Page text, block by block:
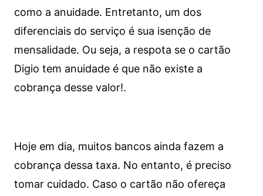
como a anuidade. Entretanto, um dos
diferenciais do serviço é sua isenção de
mensalidade. Ou seja, a respota se o cartão
Digio tem anuidade é que não existe a
cobrança desse valor!.
Hoje em dia, muitos bancos ainda fazem a
cobrança dessa taxa. No entanto, é preciso
tomar cuidado. Caso o cartão não ofereça